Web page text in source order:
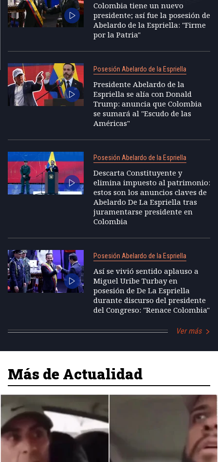
Colombia tiene un nuevo
presidente; así fue la posesión de
Abelardo de la Espriella: "Firme
por la Patria"
Posesión Abelardo de la Espriella
Presidente Abelardo de la
Espriella se alía con Donald
Trump: anuncia que Colombia
se sumará al "Escudo de las
Américas"
Posesión Abelardo de la Espriella
Descarta Constituyente y
elimina impuesto al patrimonio:
estos son los anuncios claves de
Abelardo De La Espriella tras
juramentarse presidente en
Colombia
Posesión Abelardo de la Espriella
Así se vivió sentido aplauso a
Miguel Uribe Turbay en
posesión de De La Espriella
durante discurso del presidente
del Congreso: "Renace Colombia"
Ver más
Más de Actualidad